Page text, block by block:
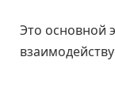
Это основной